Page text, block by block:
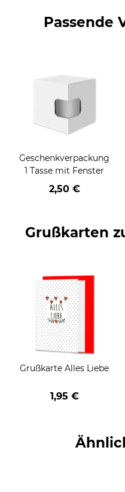
Passende
Geschenkverpackung
1 Tasse mit Fenster
2,50 €
Grußkarten
Grußkarte Alles Liebe
1,95 €